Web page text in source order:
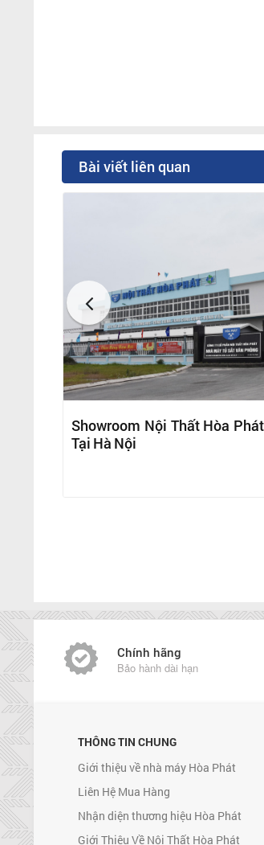
Bài viết liên quan
Showroom Nội Thất Hòa
Tại Hà Nội
Chính hãng
Bảo hành dài hạn
THÔNG TIN CHUNG
Giới thiệu về nhà máy Hòa Phát
Liên Hệ Mua Hàng
Nhận diện thương hiệu Hòa Phát
Giới Thiệu Về Nội Thất Hòa Phát